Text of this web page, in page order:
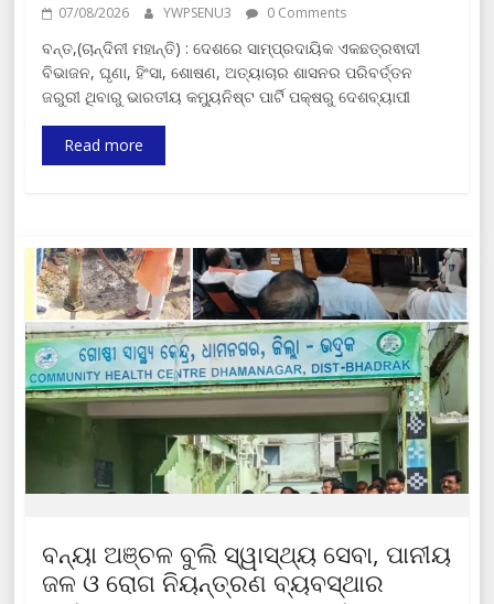
07/08/2026 YWPSENU3 0 Comments
ବନ୍ତ,(ଚାନ୍ଦିନୀ ମହାନ୍ତି) : ଦେଶରେ ସାମ୍ପ୍ରଦାୟିକ ଏକଛତ୍ରଵାଦୀ
ବିଭାଜନ, ଘୃଣା, ହିଂସା, ଶୋଷଣ, ଅତ୍ୟାଚାର ଶାସନର ପରିବର୍ତ୍ତନ
ଜରୁରୀ ଥିବାରୁ ଭାରତୀୟ କମ୍ୟୁନିଷ୍ଟ ପାର୍ଟି ପକ୍ଷରୁ ଦେଶବ୍ୟାପୀ
Read more
ବନ୍ୟା ଅଞ୍ଚଳ ବୁଲି ସ୍ୱାସ୍ଥ୍ୟ ସେବା, ପାନୀୟ
ଜଳ ଓ ରୋଗ ନିୟନ୍ତ୍ରଣ ବ୍ୟବସ୍ଥାର